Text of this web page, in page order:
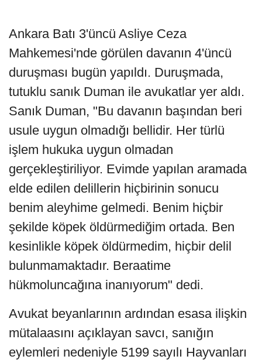
Ankara Batı 3'üncü Asliye Ceza
Mahkemesi'nde görülen davanın 4'üncü
duruşması bugün yapıldı. Duruşmada,
tutuklu sanık Duman ile avukatlar yer aldı.
Sanık Duman, "Bu davanın başından beri
usule uygun olmadığı bellidir. Her türlü
işlem hukuka uygun olmadan
gerçekleştiriliyor. Evimde yapılan aramada
elde edilen delillerin hiçbirinin sonucu
benim aleyhime gelmedi. Benim hiçbir
şekilde köpek öldürmediğim ortada. Ben
kesinlikle köpek öldürmedim, hiçbir delil
bulunmamaktadır. Beraatime
hükmoluncağına inanıyorum" dedi.
Avukat beyanlarının ardından esasa ilişkin
mütalaasını açıklayan savcı, sanığın
eylemleri nedeniyle 5199 sayılı Hayvanları